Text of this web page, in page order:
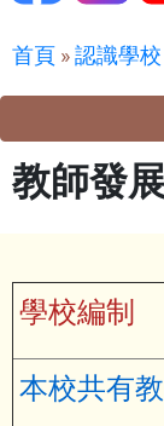
首頁 »認識學校
教師發展
學校編制
本校共有